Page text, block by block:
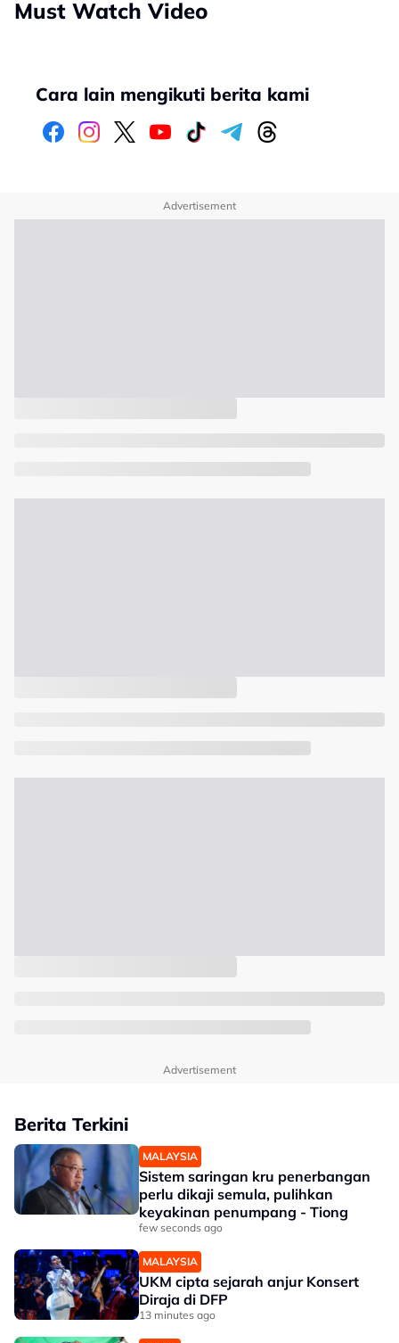
Must Watch Video
Cara lain mengikuti berita kami
Advertisement
Advertisement
Berita Terkini
MALAYSIA
Sistem saringan kru penerbangan
perlu dikaji semula, pulihkan
keyakinan penumpang - Tiong
few seconds ago
MALAYSIA
UKM cipta sejarah anjur Konsert
Diraja di DFP
13 minutes ago